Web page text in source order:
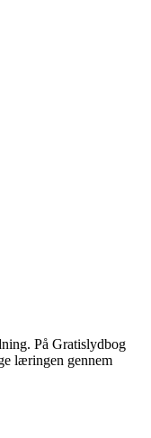
På Gratislydbog
læringen gennem